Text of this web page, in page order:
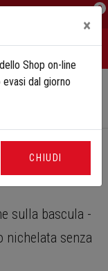
0
sulla bascula -
nichelata senza
×
Shop on-line
dal giorno
CHIUDI